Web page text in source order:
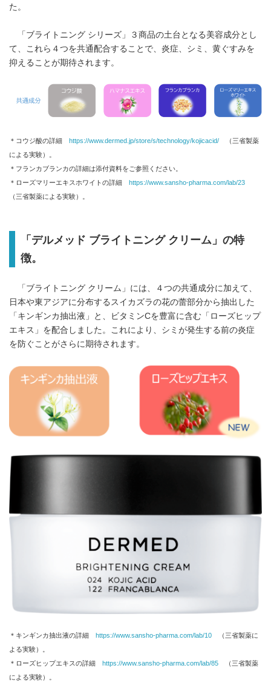
た。
「ブライトニング シリーズ」３商品の土台となる美容成分とし
て、これら４つを共通配合することで、炎症、シミ、黄ぐすみを
抑えることが期待されます。
＊コウジ酸の詳細 https://www.dermed.jp/store/s/technology/kojicacid/ （三省製薬
による実験）。
＊フランカブランカの詳細は添付資料をご参照ください。
＊ローズマリーエキスホワイトの詳細 https://www.sansho-pharma.com/lab/23
（三省製薬による実験）。
「デルメッド ブライトニング クリーム」の特
徴。
「ブライトニング クリーム」には、４つの共通成分に加えて、
日本や東アジアに分布するスイカズラの花の蕾部分から抽出した
「キンギンカ抽出液」と、ビタミンCを豊富に含む「ローズヒップ
エキス」を配合しました。これにより、シミが発生する前の炎症
を防ぐことがさらに期待されます。
＊キンギンカ抽出液の詳細 https://www.sansho-pharma.com/lab/10 （三省製薬に
よる実験）。
＊ローズヒップエキスの詳細 https://www.sansho-pharma.com/lab/85 （三省製薬
による実験）。